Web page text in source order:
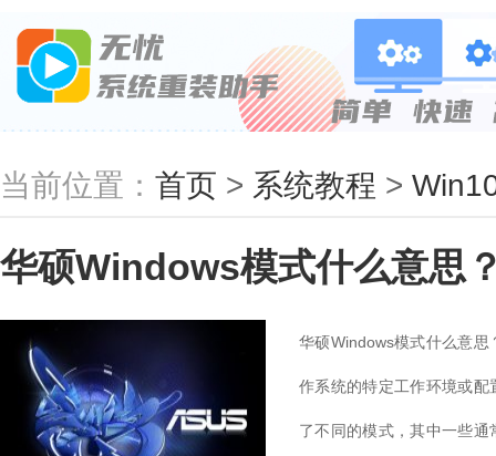
当前位置： 首页 > 系统教程 >
华硕Windows模式什么意思
华硕Windows模式什么意
作系统的特定工作环境或
了不同的模式，其中一些